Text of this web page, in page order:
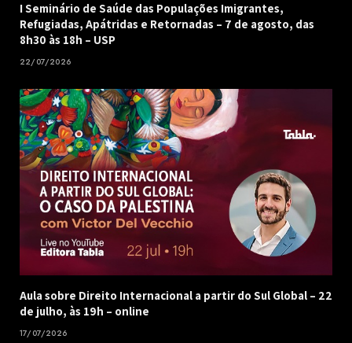
I Seminário de Saúde das Populações Imigrantes,
Refugiadas, Apátridas e Retornadas – 7 de agosto, das
8h30 às 18h – USP
22/07/2026
Aula sobre Direito Internacional a partir do Sul Global – 22
de julho, às 19h – online
17/07/2026